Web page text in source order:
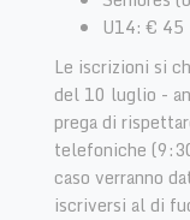
U14: € 45
Le iscrizioni si
del 10 luglio -
prega di
telefoniche
caso verranno
iscriversi al di